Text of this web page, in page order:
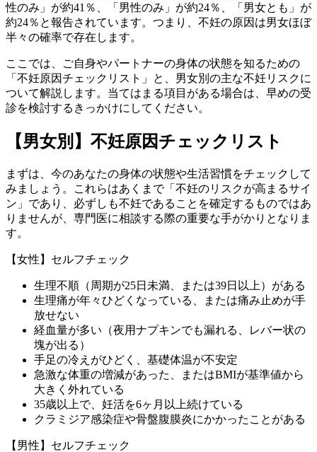
性のみ」が約41％、「男性のみ」が約24％、「男女とも」が
約24％ と報告されています。つまり、不妊の原因は男女ほぼ
半々の確率で存在します。
ここでは、ご自身やパートナーの身体の状態を知るための
「不妊原因チェックリスト」と、男女別の主な不妊リスクに
ついて解説します。当てはまる項目がある場合は、早めの受
診を検討するきっかけにしてください。
【男女別】不妊原因チェックリスト
まずは、今のあなたの身体の状態や生活習慣をチェックして
みましょう。これらはあくまで「不妊のリスクが高まるサイ
ン」 であり、必ずしも不妊であることを確定するものではあ
りませんが、 専門医に相談する際の重要な手がかり となりま
す。
【女性】セルフチェック
生理不順（周期が25日未満、または39日以上）がある
生理痛が年々ひどくなっている、または痛み止めが手
放せない
経血量が多い（夜用ナプキンでも漏れる、レバー状の
塊が出る）
手足の冷えがひどく、基礎体温が不安定
急激な体重の増減があった、またはBMIが基準値から
大きく外れている
35歳以上で、妊活を6ヶ月以上続けている
クラミジア感染症や骨盤腹膜炎にかかったことがある
【男性】セルフチェック